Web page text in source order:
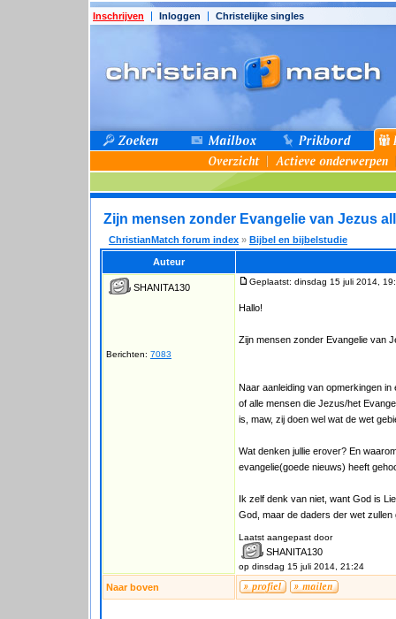
Inschrijven Inloggen Christelijke singles
Zijn mensen zonder Evangelie van Jezus
ChristianMatch forum index » Bijbel en bijbelstudie
Auteur
SHANITA130
Berichten: 7083
Geplaatst: dinsdag 15 juli 2014,
Hallo!
Zijn mensen zonder Evangelie van
Naar aanleiding van opmerkingen
of alle mensen die Jezus/het
is, maw, zij doen wel wat de wet
Wat denken jullie erover? En
evangelie(goede nieuws) heeft
Ik zelf denk van niet, want God is
God, maar de daders der wet
Laatst aangepast door
SHANITA130
op dinsdag 15 juli 2014, 21:24
Naar boven